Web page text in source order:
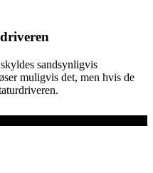
sandsynligvis
muligvis det, men hvis de